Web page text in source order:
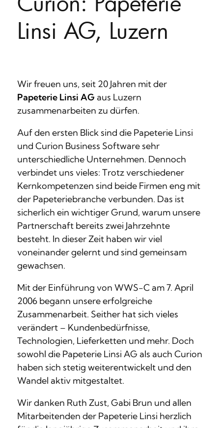
Linsi AG, Luzern
Wir freuen uns, seit 20 Jahren mit der
Papeterie Linsi AG aus Luzern
zusammenarbeiten zu dürfen.
Auf den ersten Blick sind die Papeterie Linsi
und Curion Business Software sehr
unterschiedliche Unternehmen. Dennoch
verbindet uns vieles: Trotz verschiedener
Kernkompetenzen sind beide Firmen eng mit
der Papeteriebranche verbunden. Das ist
sicherlich ein wichtiger Grund, warum unsere
Partnerschaft bereits zwei Jahrzehnte
besteht. In dieser Zeit haben wir viel
voneinander gelernt und sind gemeinsam
gewachsen.
Mit der Einführung von WWS-C am 7. April
2006 begann unsere erfolgreiche
Zusammenarbeit. Seither hat sich vieles
verändert – Kundenbedürfnisse,
Technologien, Lieferketten und mehr. Doch
sowohl die Papeterie Linsi AG als auch Curion
haben sich stetig weiterentwickelt und den
Wandel aktiv mitgestaltet.
Wir danken Ruth Zust, Gabi Brun und allen
Mitarbeitenden der Papeterie Linsi herzlich